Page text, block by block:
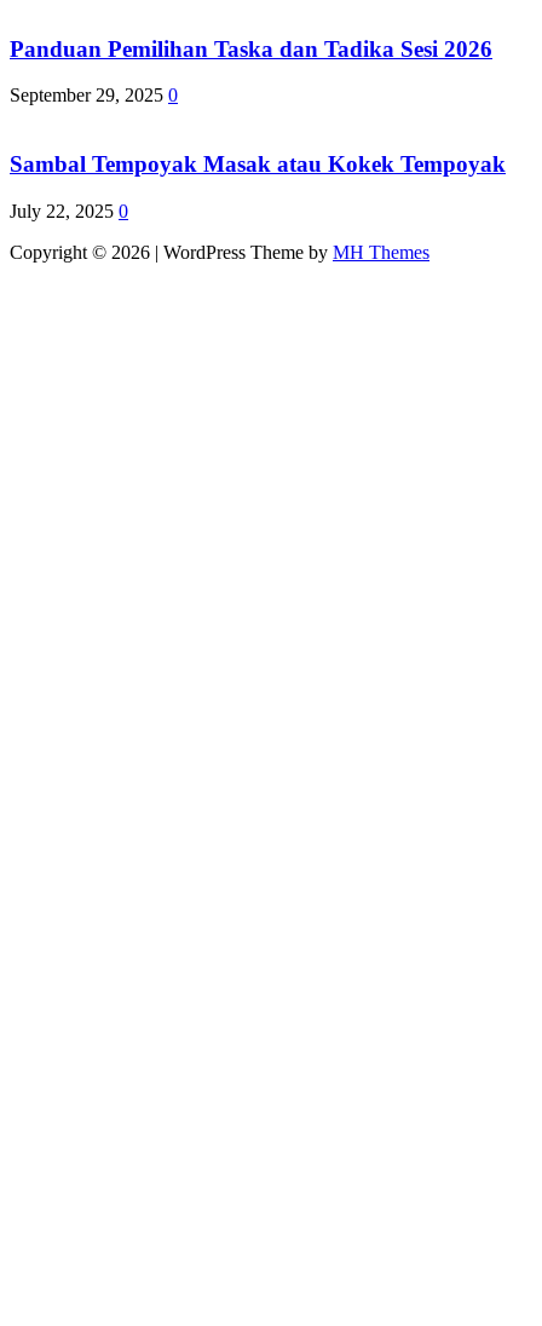
Panduan Pemilihan Taska dan Tadika Sesi 2026
September 29, 2025 0
Sambal Tempoyak Masak atau Kokek Tempoyak
July 22, 2025 0
Copyright © 2026 | WordPress Theme by MH Themes